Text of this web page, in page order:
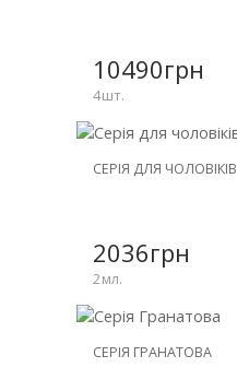
-25%
10490грн
4шт.
НОВИНКА
-15%
СЕРІЯ ДЛЯ ЧОЛОВІКІВ
2036грн
2мл.
НОВИНКА
СЕРІЯ ГРАНАТОВА